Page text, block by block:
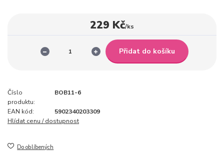
229 Kč/ks
Přidat do košíku
Číslo
produktu:
BOB11-6
EAN kód:
5902340203309
Hlídat cenu / dostupnost
Do oblíbených